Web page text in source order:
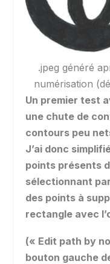
.jpeg généré
numérisation
Un premier test
une chute de
contours peu
J’ai donc
points présents
sélectionnant
des points à
rectangle avec
(« Edit path by
bouton gauche